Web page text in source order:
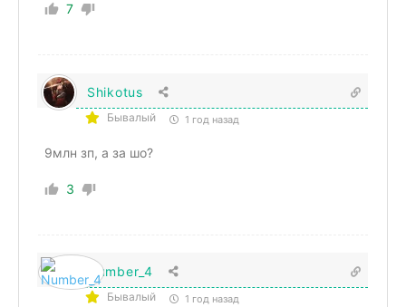
7
Shikotus
Бывалый 1 год назад
9млн зп, а за шо?
3
Number_4
Бывалый 1 год назад